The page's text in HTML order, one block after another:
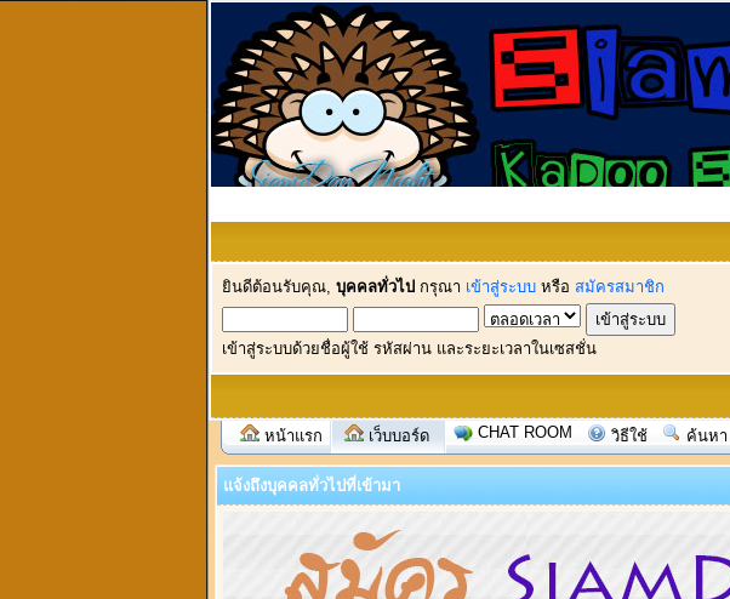
ยินดีต้อนรับคุณ, บุคคลทั่วไป กรุณา เข้าสู่ระบบ หรือ สมัครสมาชิก
เข้าสู่ระบบด้วยชื่อผู้ใช้ รหัสผ่าน และระยะเวลาในเซสชั่น
หน้าแรก เว็บบอร์ด CHAT ROOM วิธีใช้ ค้นหา
แจ้งถึงบุคคลทั่วไปที่เข้ามา